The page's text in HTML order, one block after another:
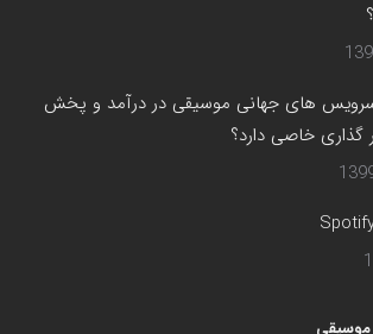
سرویس های جهانی موسیقی در درآمد و پخش
گذاری خاصی دارد؟